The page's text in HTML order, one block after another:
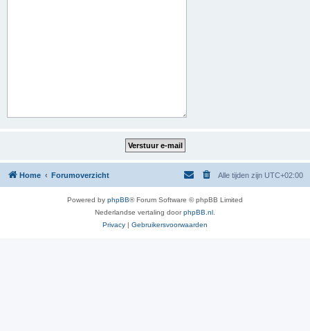
Home Forumoverzicht Alle tijden zijn UTC+02:00
Powered by phpBB® Forum Software © phpBB Limited
Nederlandse vertaling doorphpBB.nl
Privacy | Gebruikersvoorwaarden